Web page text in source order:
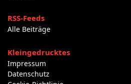
RSS-Feeds
Alle Beiträge
Kleingedrucktes
Impressum
Datenschutz